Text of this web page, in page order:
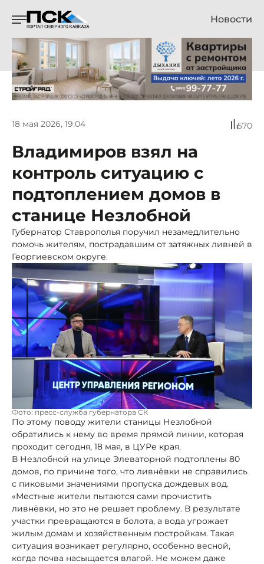
Новости
18 мая 2026, 19:04 570
Владимиров взял на
контроль ситуацию с
подтоплением домов в
станице Незлобной
Губернатор Ставрополья поручил незамедлительно
помочь жителям, пострадавшим от затяжных ливней в
Георгиевском округе.
Фото: пресс-служба губернатора СК
По этому поводу жители станицы Незлобной
обратились к нему во время прямой линии, которая
проходит сегодня, 18 мая, в ЦУРе края.
В Незлобной на улице Элеваторной подтоплены 80
домов, по причине того, что ливнёвки не справились
с пиковыми значениями пропуска дождевых вод.
«Местные жители пытаются сами прочистить
ливнёвки, но это не решает проблему. В результате
участки превращаются в болота, а вода угрожает
жилым домам и хозяйственным постройкам. Такая
ситуация возникает регулярно, особенно весной,
когда почва насыщается влагой. Не можем даже